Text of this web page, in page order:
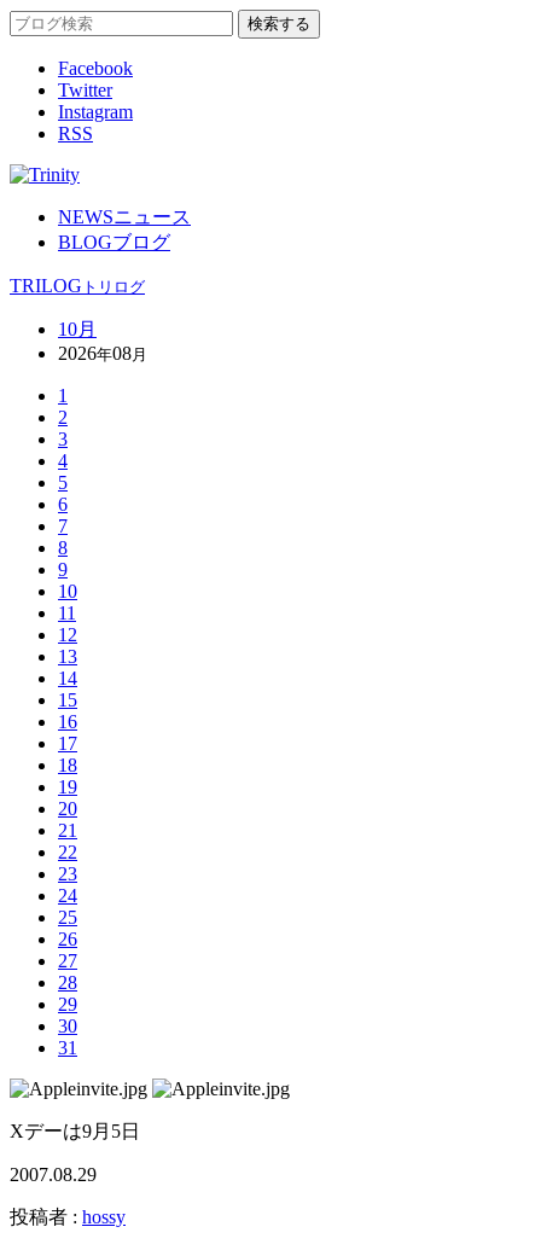
Facebook
Twitter
Instagram
RSS
NEWSニュース
BLOGブログ
TRILOG トリログ
10月
2026年08月
1
2
3
4
5
6
7
8
9
10
11
12
13
14
15
16
17
18
19
20
21
22
23
24
25
26
27
28
29
30
31
Xデーは9月5日
2007.08.29
投稿者 : hossy